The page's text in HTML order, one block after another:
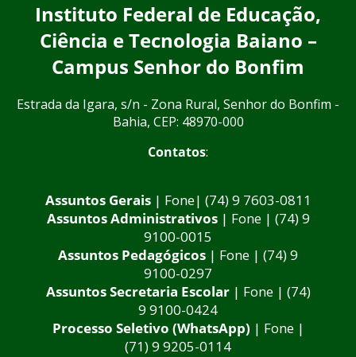
Instituto Federal de Educação,
Ciência e Tecnologia Baiano –
Campus Senhor do Bonfim
Estrada da Igara, s/n - Zona Rural, Senhor do Bonfim -
Bahia, CEP: 48970-000
Contatos:
Assuntos Gerais | Fone| (74) 9 7603-0811
Assuntos Administrativos | Fone | (74) 9
9100-0015
Assuntos Pedagógicos | Fone | (74) 9
9100-0297
Assuntos Secretaria Escolar| Fone | (74)
9 9100-0424
Processo Seletivo (WhatsApp) | Fone |
(71) 9 9205-0114